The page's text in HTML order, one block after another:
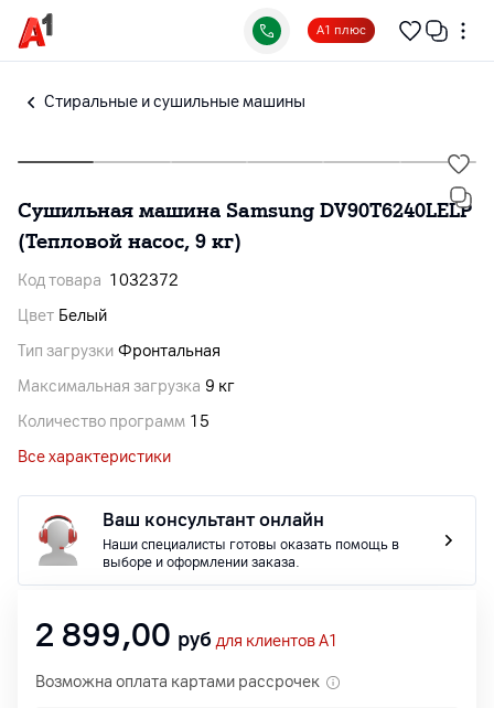
А1 плюс
Cтиральные и сушильные машины
Сушильная машина Samsung DV90T6240LELP
(Тепловой насос, 9 кг)
Код товара 1032372
Цвет Белый
Тип загрузки Фронтальная
Максимальная загрузка 9 кг
Количество программ 15
Все характеристики
Ваш консультант онлайн
Наши специалисты готовы оказать помощь в
выборе и оформлении заказа.
2 899,00 руб для клиентов A1
Возможна оплата картами рассрочек